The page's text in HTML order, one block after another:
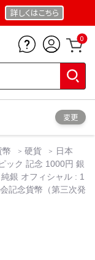
詳しくはこちら
0
変更
幣 硬貨
日本
ク 記念 1000円 銀
銀 オフィシャル : 1
記念貨幣（第三次発